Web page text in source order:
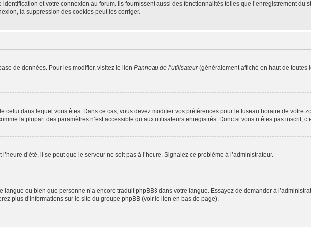
et votre connexion au forum. Ils fournissent aussi des fonctionnalités telles que l’enregistrement du
la suppression des cookies peut les corriger.
de données. Pour les modifier, visitez le lien Panneau de l’utilisateur(généralement affiché en haut de toutes
celui dans lequel vous êtes. Dans ce cas, vous devez modifier vos préférences pour le fuseau horaire de votre
la plupart des paramètres n’est accessible qu’aux utilisateurs enregistrés. Donc si vous n’êtes pas inscrit,
d’été, il se peut que le serveur ne soit pas à l’heure. Signalez ce problème à l’administrateur.
langue ou bien que personne n’a encore traduit phpBB3 dans votre langue. Essayez de demander à
plus d’informations sur le site du groupe phpBB (voir le lien en bas de page).